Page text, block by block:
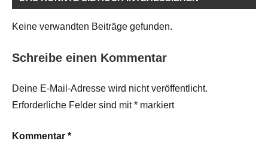
Keine verwandten Beiträge gefunden.
Schreibe einen Kommentar
Deine E-Mail-Adresse wird nicht veröffentlicht.
Erforderliche Felder sind mit* markiert
Kommentar *